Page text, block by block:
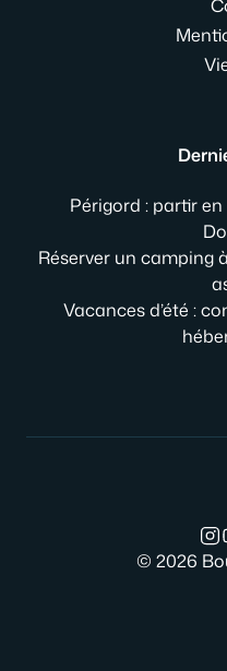
Périgord : partir
Réserver un camping
Vacances d’été :
© 2026